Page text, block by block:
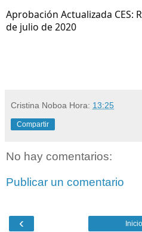
Aprobación Actualizada CES:
de julio de 2020
Cristina Noboa Hora: 13:25
Compartir
No hay comentarios:
Publicar un comentario
‹ Inicio